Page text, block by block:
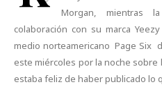
Morgan, mientras
colaboración con su marca
medio norteamericano Page Six
este miércoles por la noche
estaba feliz de haber publicado lo